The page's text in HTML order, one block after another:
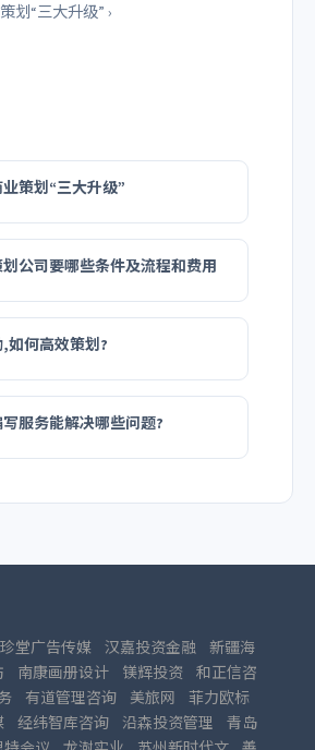
划“三大升级” ›
策划“三大升级”
公司要哪些条件及流程和费用
如何高效策划?
服务能解决哪些问题?
堂广告传媒 汉嘉投资金融
新疆海
南康画册设计 镁辉投资 和正信咨
有道管理咨询 美旅网
菲力欧标
经纬智库咨询 沿森投资管理
青岛